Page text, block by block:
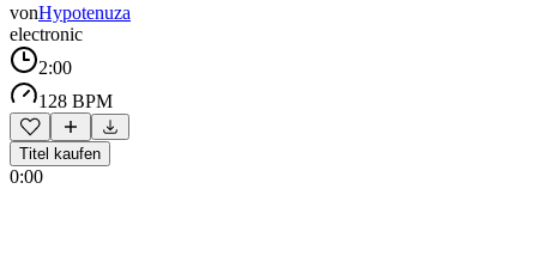
vonHypotenuza
electronic
2:00
128 BPM
Titel kaufen
0:00